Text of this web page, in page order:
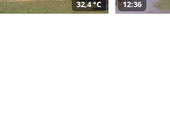
32,4 °C 12:36